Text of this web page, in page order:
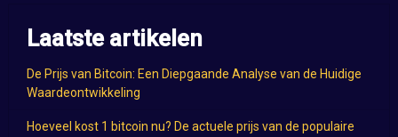
Laatste artikelen
De Prijs van Bitcoin: Een Diepgaande Analyse van de Huidige
Waardeontwikkeling
Hoeveel kost 1 bitcoin nu? De actuele prijs van de populaire